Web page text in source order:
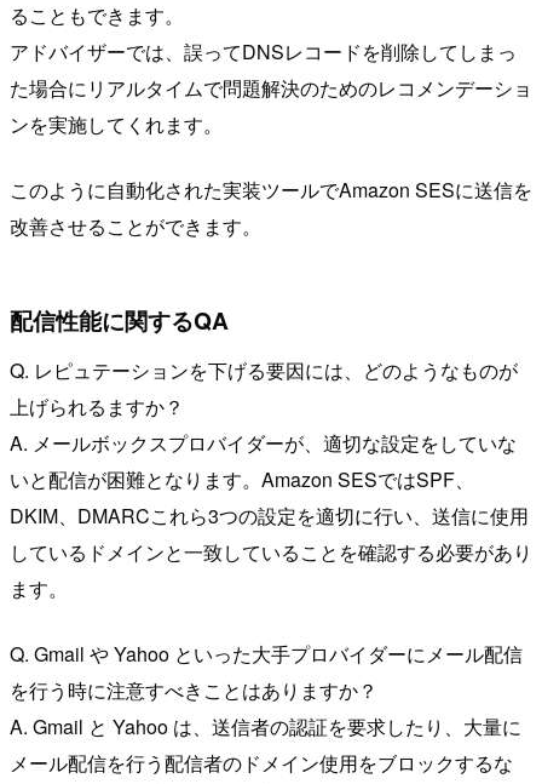
ることもできます。
アドバイザーでは、誤ってDNSレコードを削除してしまっ
た場合にリアルタイムで問題解決のためのレコメンデーショ
ンを実施してくれます。
このように自動化された実装ツールでAmazon SESに送信を
改善させることができます。
配信性能に関するQA
Q. レピュテーションを下げる要因には、どのようなものが
上げられるますか？
A. メールボックスプロバイダーが、適切な設定をしていな
いと配信が困難となります。Amazon SESではSPF、
DKIM、DMARCこれら3つの設定を適切に行い、送信に使用
しているドメインと一致していることを確認する必要があり
ます。
Q. Gmail や Yahoo といった大手プロバイダーにメール配信
を行う時に注意すべきことはありますか？
A. Gmail と Yahoo は、送信者の認証を要求したり、大量に
メール配信を行う配信者のドメイン使用をブロックするな